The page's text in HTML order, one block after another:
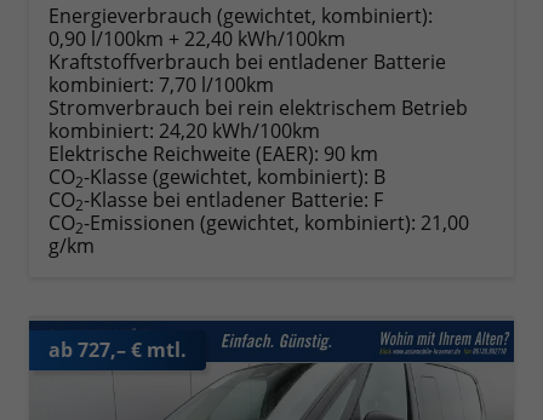
Energieverbrauch (gewichtet, kombiniert):
0,90 l/100km + 22,40 kWh/100km
Kraftstoffverbrauch bei entladener Batterie
kombiniert: 7,70 l/100km
Stromverbrauch bei rein elektrischem Betrieb
kombiniert: 24,20 kWh/100km
Elektrische Reichweite (EAER): 90 km
CO2-Klasse (gewichtet, kombiniert): B
CO2-Klasse bei entladener Batterie: F
CO2-Emissionen (gewichtet, kombiniert): 21,00
g/km
ab 727,– € mtl.